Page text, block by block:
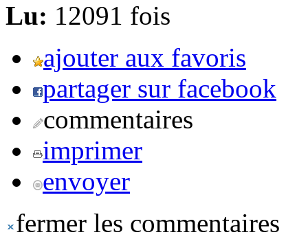
Lu: 12091 fois
ajouter aux favoris
partager sur facebook
commentaires
imprimer
envoyer
fermer les commentaires